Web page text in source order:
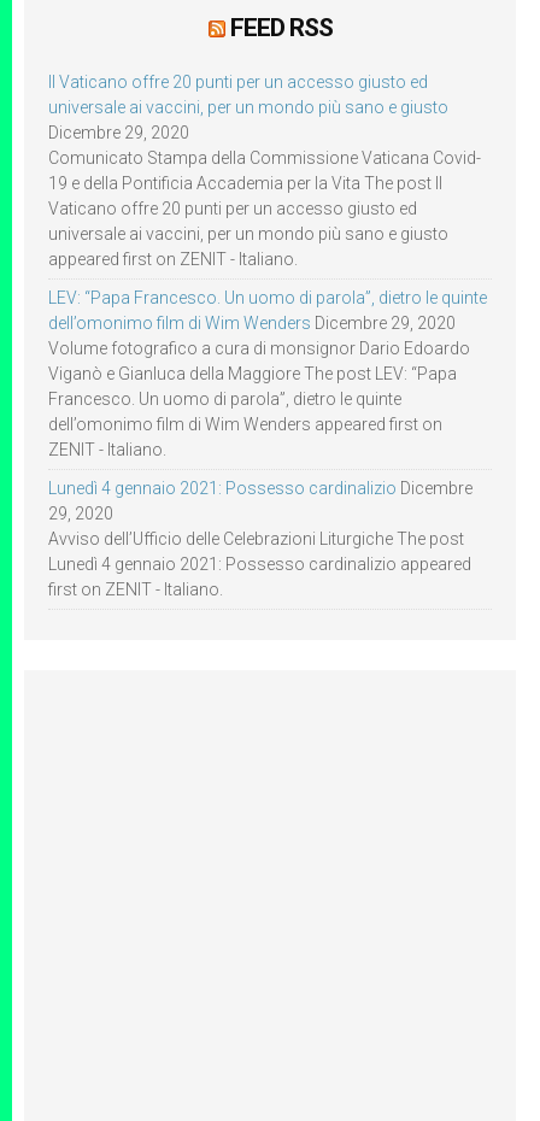
FEED RSS
Il Vaticano offre 20 punti per un accesso giusto ed
universale ai vaccini, per un mondo più sano e giusto
Dicembre 29, 2020
Comunicato Stampa della Commissione Vaticana Covid-
19 e della Pontificia Accademia per la Vita The post Il
Vaticano offre 20 punti per un accesso giusto ed
universale ai vaccini, per un mondo più sano e giusto
appeared first on ZENIT - Italiano.
LEV: “Papa Francesco. Un uomo di parola”, dietro le quinte
dell’omonimo film di Wim Wenders Dicembre 29, 2020
Volume fotografico a cura di monsignor Dario Edoardo
Viganò e Gianluca della Maggiore The post LEV: “Papa
Francesco. Un uomo di parola”, dietro le quinte
dell’omonimo film di Wim Wenders appeared first on
ZENIT - Italiano.
Lunedì 4 gennaio 2021: Possesso cardinalizio Dicembre
29, 2020
Avviso dell’Ufficio delle Celebrazioni Liturgiche The post
Lunedì 4 gennaio 2021: Possesso cardinalizio appeared
first on ZENIT - Italiano.